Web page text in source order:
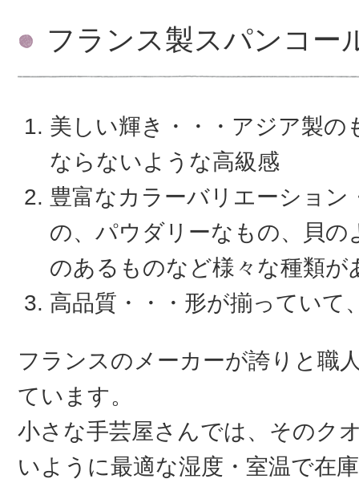
フランス製スパンコー
美しい輝き・・・アジア製の
ならないような高級感
豊富なカラーバリエーション
の、パウダリーなもの、貝の
のあるものなど様々な種類が
高品質・・・形が揃っていて
フランスのメーカーが誇りと職
ています。
小さな手芸屋さんでは、そのク
いように最適な湿度・室温で在